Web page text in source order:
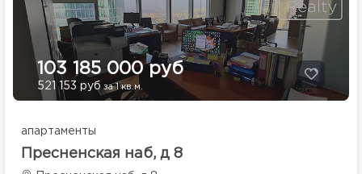
103 185 000 руб
521 153 руб за 1 кв.м.
апартаменты
Пресненская наб, д 8